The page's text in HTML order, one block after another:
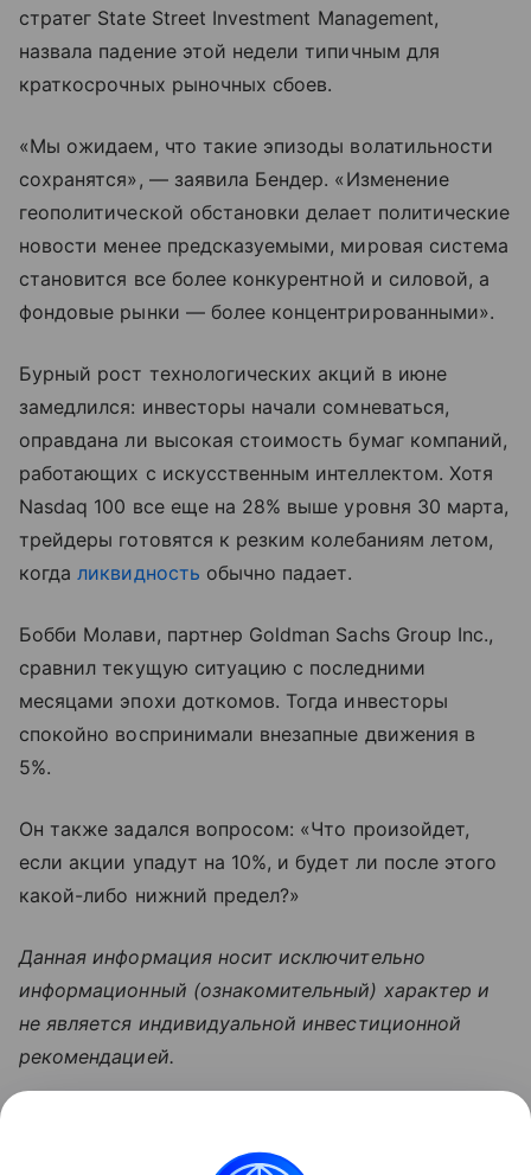
стратег State Street Investment Management,
назвала падение этой недели типичным для
краткосрочных рыночных сбоев.
«Мы ожидаем, что такие эпизоды волатильности
сохранятся», — заявила Бендер. «Изменение
геополитической обстановки делает политические
новости менее предсказуемыми, мировая система
становится все более конкурентной и силовой, а
фондовые рынки — более концентрированными».
Бурный рост технологических акций в июне
замедлился: инвесторы начали сомневаться,
оправдана ли высокая стоимость бумаг компаний,
работающих с искусственным интеллектом. Хотя
Nasdaq 100 все еще на 28% выше уровня 30 марта,
трейдеры готовятся к резким колебаниям летом,
когдаликвидность обычно падает.
Бобби Молави, партнер Goldman Sachs Group Inc.,
сравнил текущую ситуацию с последними
месяцами эпохи доткомов. Тогда инвесторы
спокойно воспринимали внезапные движения в
5%.
Он также задался вопросом: «Что произойдет,
если акции упадут на 10%, и будет ли после этого
какой-либо нижний предел?»
Данная информация носит исключительно
информационный (ознакомительный) характер и
не является индивидуальной инвестиционной
рекомендацией.
Акции: их виды и способы